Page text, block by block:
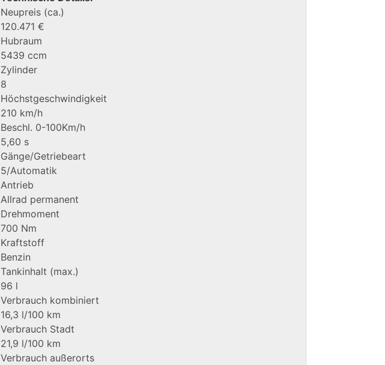
Neupreis (ca.)
120.471 €
Hubraum
5439 ccm
Zylinder
8
Höchstgeschwindigkeit
210 km/h
Beschl. 0-100Km/h
5,60 s
Gänge/Getriebeart
5/Automatik
Antrieb
Allrad permanent
Drehmoment
700 Nm
Kraftstoff
Benzin
Tankinhalt (max.)
96 l
Verbrauch kombiniert
16,3 l/100 km
Verbrauch Stadt
21,9 l/100 km
Verbrauch außerorts